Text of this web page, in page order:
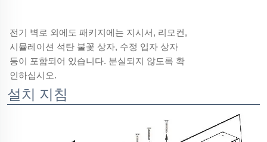
전기 벽로 외에도 패키지에는 지시서, 리모컨,
시뮬레이션 석탄 불꽃 상자, 수정 입자 상자
등이 포함되어 있습니다. 분실되지 않도록 확
인하십시오.
설치 지침